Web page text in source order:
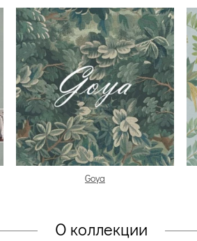
Goya
О коллекции